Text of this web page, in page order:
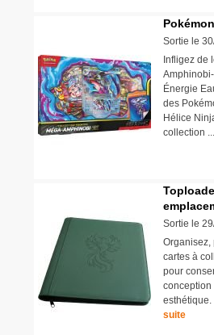
Sortie le
Infligez de
Énergie
des
Hélice
collection
Sortie le
Organisez,
cartes à
pour
conception
suite